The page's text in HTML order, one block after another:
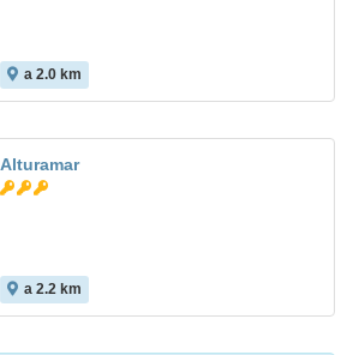
a 2.0 km
Alturamar
a 2.2 km